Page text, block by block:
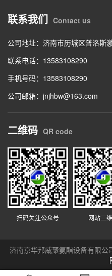
联系我们 Contact us
公司地址：济南市历城区普洛斯
联系电话：13583108290
手机号码：13583108290
公司邮箱：jnjhbw@163.com
二维码 QR code
扫码关注公众号 网站二
济南京华邦威聚氨酯设备有限公